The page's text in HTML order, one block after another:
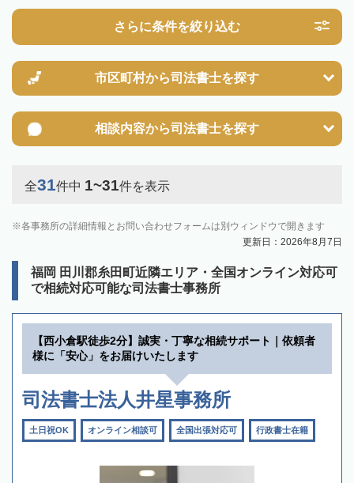
さらに条件を絞り込む
市区町村から司法書士を探す
相談内容から司法書士を探す
全31件中 1~31件を表示
各事務所の詳細情報とお問い合わせフォームは別ウィンドウで開きます
更新日：2026年8月7日
福岡 田川郡糸田町近隣エリア・全国オンライン対応可
で相続対応可能な司法書士事務所
【西小倉駅徒歩2分】誠実・丁寧な相続サポート｜依頼者
様に「安心」をお届けいたします
司法書士法人井星事務所
土日祝OK オンライン相談可 全国出張対応可 行政書士在籍